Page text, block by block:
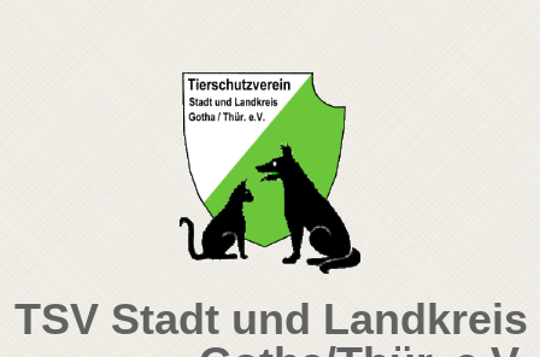
TSV Stadt und Landkreis